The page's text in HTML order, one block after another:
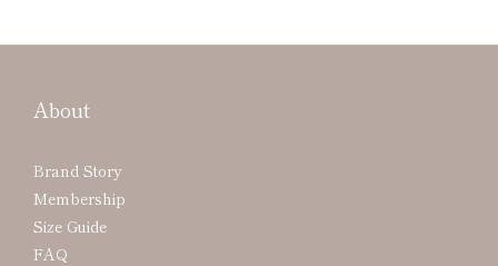
About
Brand Story
Membership
Size Guide
FAQ